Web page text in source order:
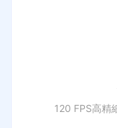
120 FPS高精